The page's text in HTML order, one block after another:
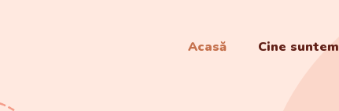
Acasă Cine suntem